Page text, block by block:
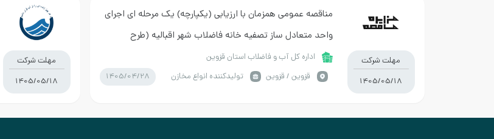
مهلت شرکت
1405/05/18
مناقصه عمومی همزمان با ارزیابی (یکپارچه) یک مرحله ای اجرای
واحد متعادل ساز تصفیه خانه فاضلاب شهر اقبالیه (طرح
اضطراری)اداره کل آب و فاضلاب استان قزوین
قزوين / قزوین
تولیدکننده انواع مخازن 1405/04/28
مهلت شرکت
1405/05/18